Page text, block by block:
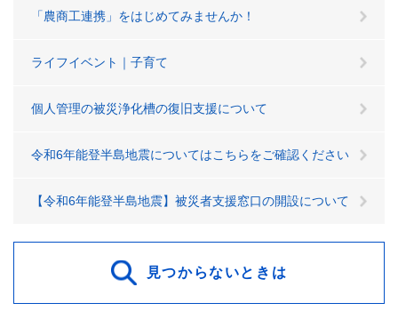
「農商工連携」をはじめてみませんか！
ライフイベント｜子育て
個人管理の被災浄化槽の復旧支援について
令和6年能登半島地震についてはこちらをご確認ください
【令和6年能登半島地震】被災者支援窓口の開設について
見つからないときは